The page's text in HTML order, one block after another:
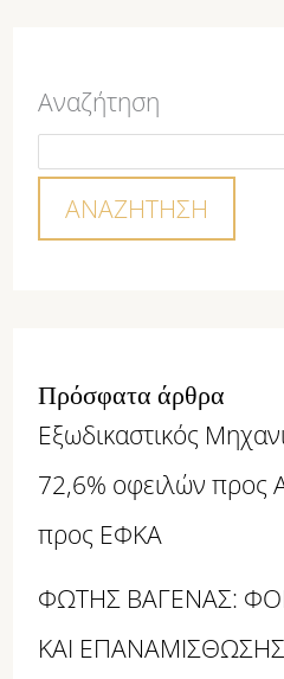
Αναζήτηση
ΑΝΑΖΉΤΗΣΗ
Πρόσφατα άρθρα
Εξωδικαστικός
72,6% οφειλών προς
προς ΕΦΚΑ
ΦΩΤΗΣ ΒΑΓΕΝΑΣ:
ΚΑΙ